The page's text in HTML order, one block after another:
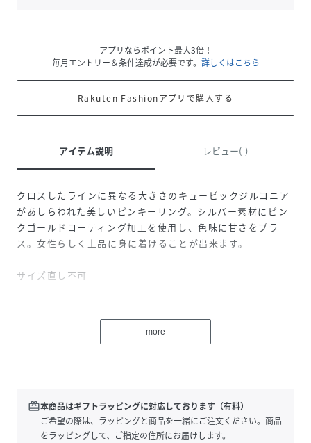
アプリならポイント最大3倍！
毎月エントリー＆条件達成が必要です。 詳しくはこちら
Rakuten Fashionアプリで購入する
アイテム説明 レビュー(-)
クロスしたラインに異なる大きさのキュービックジルコニア
があしらわれた美しいピンキーリング。シルバー素材にピン
クゴールドコーティング加工を使用し、色味に甘さをプラ
ス。女性らしく上品に身に着けることが出来ます。
サイズ直し不可
ます。ショッパーとシールがセットになりますので、ギフト
にもご対応いただけます。※付属品の仕様は予告なく変更に
＜価格改定のお知らせ＞
2025年6月23日（月）より商品の販売価格を変更します。
商品タグに記載している価格につきまして、旧価格のものが
more
redeem本商品はギフトラッピングに対応しております（有料）
ご希望の際は、ラッピングと商品を一緒にご注文ください。商品
をラッピングして、ご指定の住所にお届けします。